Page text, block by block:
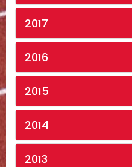
2017
2016
2015
2014
2013